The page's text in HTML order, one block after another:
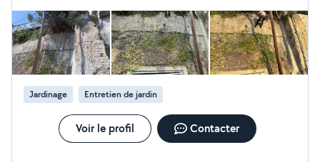
payé un prix astronomique qui sera donc totalement à ma
charge. J'ai rappelé l'entreprise 5 fois, demandant qu'elle me
rappelle, elle ne m'a jamais rappelée. Quant au travail effectué,
le résultat est lamentable car la moitié de mon jardin est
désormais un véritable cloaque et l'autre moitié n'est pas arrosé
! Entreprise à éviter absolument !
Jardinage
Entretien de jardin
Voir le profil Contacter